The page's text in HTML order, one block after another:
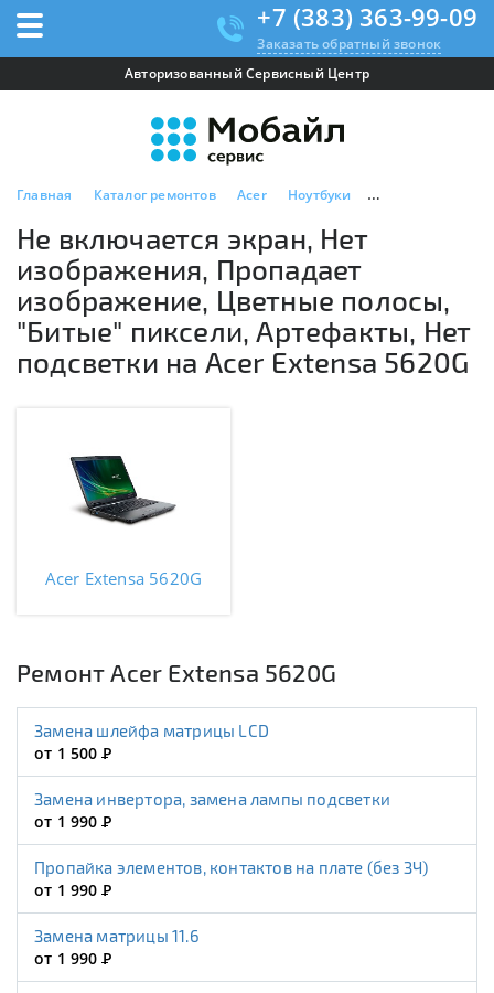
+7 (383) 363-99-09
Заказать обратный звонок
Авторизованный Сервисный Центр
Главная Каталог ремонтов Acer Ноутбуки Acer Extensa
Не включается экран, Нет
изображения, Пропадает
изображение, Цветные полосы,
"Битые" пиксели, Артефакты, Нет
подсветки на Acer Extensa 5620G
Acer Extensa 5620G
Ремонт Acer Extensa 5620G
Замена шлейфа матрицы LCD
от 1 500Р
Замена инвертора, замена лампы подсветки
от 1 990Р
Пропайка элементов, контактов на плате (без ЗЧ)
от 1 990Р
Замена матрицы 11.6
от 1 990Р